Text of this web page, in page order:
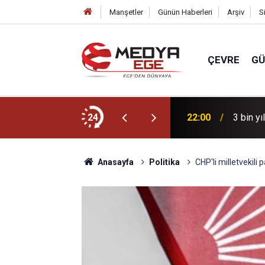
Manşetler Günün Haberleri Arşiv
ÇEVRE
24 22:00 3 bin
Anasayfa Politika CHP'li milletvekili